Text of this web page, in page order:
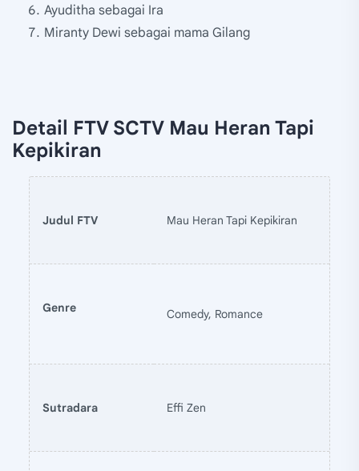
Ayuditha sebagai Ira
Miranty Dewi sebagai mama Gilang
Detail FTV SCTV Mau Heran Tapi
Kepikiran
Judul FTV Mau Heran Tapi Kepikiran
Genre Comedy, Romance
Sutradara Effi Zen